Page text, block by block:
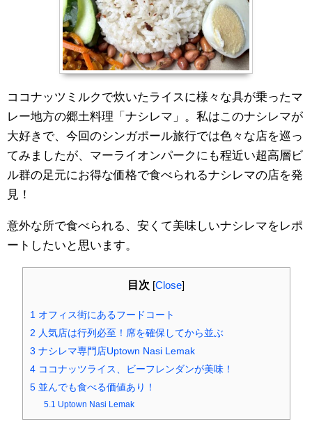
ココナッツミルクで炊いたライスに様々な具が乗ったマ
レー地方の郷土料理「ナシレマ」。私はこのナシレマが
大好きで、今回のシンガポール旅行では色々な店を巡っ
てみましたが、マーライオンパークにも程近い超高層ビ
ル群の足元にお得な価格で食べられるナシレマの店を発
見！
意外な所で食べられる、安くて美味しいナシレマをレポ
ートしたいと思います。
目次 [Close]
1オフィス街にあるフードコート
2 人気店は行列必至！席を確保してから並ぶ
3 ナシレマ専門店Uptown Nasi Lemak
4ココナッツライス、ビーフレンダンが美味！
5並んでも食べる価値あり！
5.1 Uptown Nasi Lemak